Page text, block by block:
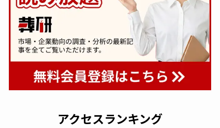
アクセスランキング